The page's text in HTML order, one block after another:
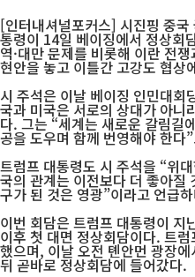
[인터내셔널포커스] 시진핑 중
통령이 14일 베이징에서 정상회
역·대만 문제를 비롯해 이란 전
현안을 놓고 이틀간 고강도 협상
시 주석은 이날 베이징 인민대회
국과 미국은 서로의 상대가 아니
다. 그는 “세계는 새로운 갈림길
공을 도우며 함께 번영해야 한다
트럼프 대통령도 시 주석을 “위
국의 관계는 이전보다 더 좋아질
구가 된 것은 영광”이라고 언급
이번 회담은 트럼프 대통령이 지
이후 첫 대면 정상회담이다. 트
했으며, 이날 오전 톈안먼 광장
뒤 곧바로 정상회담에 들어갔다.